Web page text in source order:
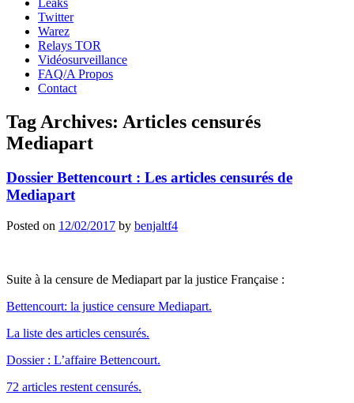
Twitter
Warez
Relays TOR
Vidéosurveillance
FAQ/A Propos
Contact
Tag Archives: Articles censurés
Mediapart
Dossier Bettencourt : Les articles censurés de
Mediapart
Posted on 12/02/2017 by benjaltf4
Suite à la censure de Mediapart par la justice Française :
Bettencourt: la justice censure Mediapart.
La liste des articles censurés.
Dossier : L’affaire Bettencourt.
72 articles restent censurés.